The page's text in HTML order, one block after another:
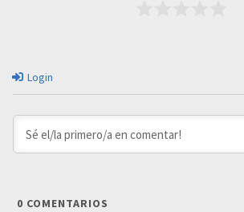
Login
0 COMENTARIOS